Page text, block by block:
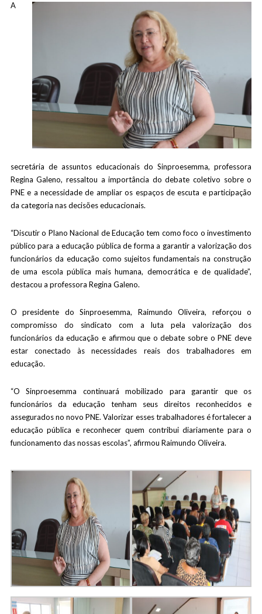
A
secretária de assuntos educacionais do Sinproesemma, professora
Regina Galeno, ressaltou a importância do debate coletivo sobre o
PNE e a necessidade de ampliar os espaços de escuta e participação
da categoria nas decisões educacionais.
“Discutir o Plano Nacional de Educação tem como foco o investimento
público para a educação pública de forma a garantir a valorização dos
funcionários da educação como sujeitos fundamentais na construção
de uma escola pública mais humana, democrática e de qualidade”,
destacou a professora Regina Galeno.
O presidente do Sinproesemma, Raimundo Oliveira, reforçou o
compromisso do sindicato com a luta pela valorização dos
funcionários da educação e afirmou que o debate sobre o PNE deve
estar conectado às necessidades reais dos trabalhadores em
educação.
“O Sinproesemma continuará mobilizado para garantir que os
funcionários da educação tenham seus direitos reconhecidos e
assegurados no novo PNE. Valorizar esses trabalhadores é fortalecer a
educação pública e reconhecer quem contribui diariamente para o
funcionamento das nossas escolas”, afirmou Raimundo Oliveira.